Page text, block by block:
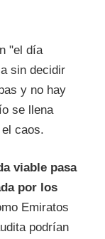
"el día
sin decidir
y no hay
se llena
caos.
viable pasa
por los
Emiratos
podrían